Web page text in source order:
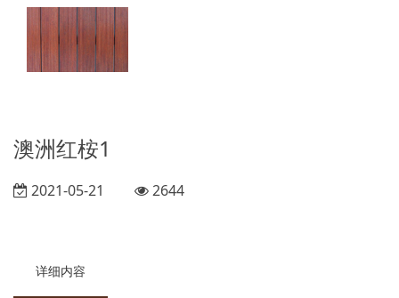
澳洲红桉1
2021-05-21 2644
详细内容